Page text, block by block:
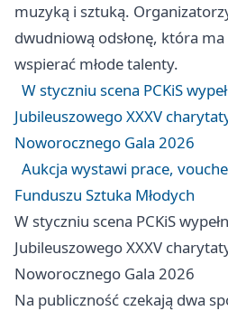
muzyką i sztuką.
dwudniową odsłonę, która
wspierać młode talenty.
W styczniu scena PCKiS
Jubileuszowego XXXV
Noworocznego Gala 2026
Aukcja wystawi prace,
Funduszu Sztuka Młodych
W styczniu scena PCKiS
Jubileuszowego XXXV
Noworocznego Gala 2026
Na publiczność czekają dwa